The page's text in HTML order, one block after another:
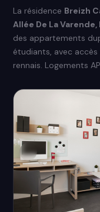
La résidence Breizh
Allée De La Varende,
des appartements
étudiants, avec
rennais. Logements